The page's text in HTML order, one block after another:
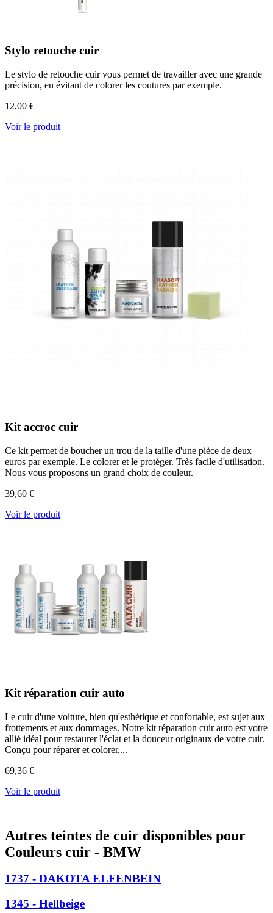
Stylo retouche cuir
Le stylo de retouche cuir vous permet de travailler avec une grande
précision, en évitant de colorer les coutures par exemple.
12,00 €
Voir le produit
Kit accroc cuir
Ce kit permet de boucher un trou de la taille d'une pièce de deux
euros par exemple. Le colorer et le protéger. Très facile d'utilisation.
Nous vous proposons un grand choix de couleur.
39,60 €
Voir le produit
Kit réparation cuir auto
Le cuir d'une voiture, bien qu'esthétique et confortable, est sujet aux
frottements et aux dommages. Notre kit réparation cuir auto est votre
allié idéal pour restaurer l'éclat et la douceur originaux de votre cuir.
Conçu pour réparer et colorer,...
69,36 €
Voir le produit
Autres teintes de cuir disponibles pour
Couleurs cuir - BMW
1737 - DAKOTA ELFENBEIN
1345 - Hellbeige